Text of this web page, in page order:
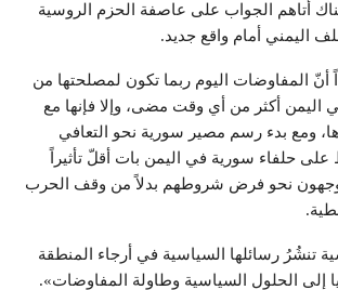
أتاهم الجواب على عاصفة الحزم الروسية
اليمني أمام واقع جديد.
أنّ المفاوضات اليوم ربما تكون لمصلحتها من
أكثر من أي وقت مضى، وإلا فإنها مع
ومع بدء رسم مصير سورية نحو التعافي
على حلفاء سورية في اليمن بات أقلّ تأثيراً
يتوجهون نحو فرض شروطهم بدلاً من وقف الحرب
تنشُرُ رسائلها السياسية في أرجاء المنطقة
إلى الحلول السياسية وطاولة المفاوضات».